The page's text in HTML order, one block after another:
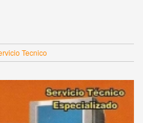
Tecnico